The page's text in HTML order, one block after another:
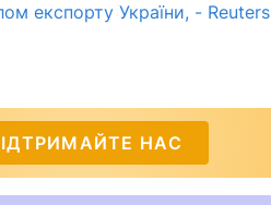
експорту України, - Reuters
НАС